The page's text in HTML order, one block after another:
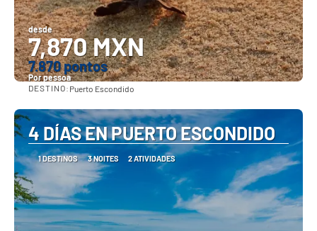
desde
7,870 MXN
7.870 pontos
Por pessoa
DESTINO: Puerto Escondido
4 DÍAS EN PUERTO ESCONDIDO
1 DESTINOS 3 NOITES 2 ATIVIDADES